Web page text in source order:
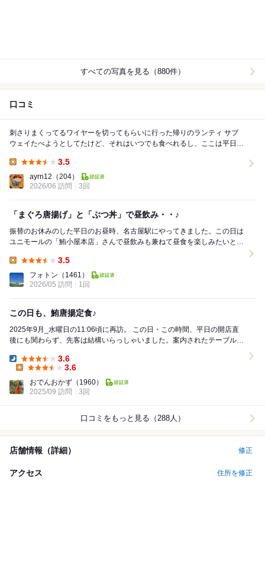
すべての写真を見る（880件）
口コミ
刺さりまくってるワイヤーを切ってもらいに行った帰りのランティ サブ
ウェイたべようとしてたけど、それはいつでも食べれるし、ここは平日の
3.5
ayrn12 （204）
2026/06 訪問
3回
「まぐろ唐揚げ」と「ぶつ丼」で昼飲み・・♪
振替のお休みのした平日のお昼時、名古屋駅にやってきました。この日は
ユニモールの「鮪小屋本店」さんで昼飲みも兼ねて昼食を楽しみたいと思
3.5
フォトン （1461）
2026/05 訪問
1回
この日も、鮪唐揚定食♪
2025年9月_水曜日の11:06頃に再訪。 この日・この時間、平日の開店直
後にも関わらず、先客は結構いらっしゃいました。案内されたテーブル席
Dinner:
3.6
3.6
おでんおかず （1960）
2025/09 訪問
3回
口コミをもっと見る（288人）
店舗情報（詳細） 修正
アクセス 住所を修正